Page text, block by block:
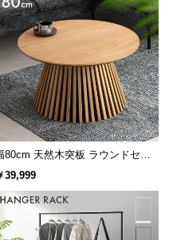
ト
増えた2口に。照明を
ともできます。
80cm 天然木突板 ラウンドセン
ーテーブル 美しい格子デザイン
39,999